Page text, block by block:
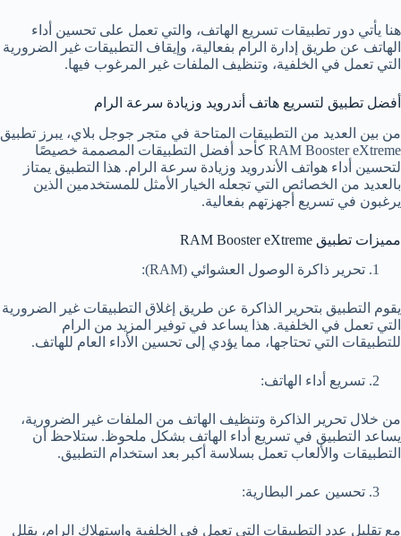
هنا يأتي دور تطبيقات تسريع الهاتف، والتي تعمل على تحسين أداء
الهاتف عن طريق إدارة الرام بفعالية، وإيقاف التطبيقات غير الضرورية
التي تعمل في الخلفية، وتنظيف الملفات غير المرغوب فيها.
أفضل تطبيق لتسريع هاتف أندرويد وزيادة سرعة الرام
من بين العديد من التطبيقات المتاحة في متجر جوجل بلاي، يبرز تطبيق
RAM Booster eXtreme كأحد أفضل التطبيقات المصممة خصيصًا
لتحسين أداء هواتف الأندرويد وزيادة سرعة الرام. هذا التطبيق يمتاز
بالعديد من الخصائص التي تجعله الخيار الأمثل للمستخدمين الذين
يرغبون في تسريع أجهزتهم بفعالية.
مميزات تطبيق RAM Booster eXtreme
تحرير ذاكرة الوصول العشوائي (RAM):
يقوم التطبيق بتحرير الذاكرة عن طريق إغلاق التطبيقات غير الضرورية
التي تعمل في الخلفية. هذا يساعد في توفير المزيد من الرام
للتطبيقات التي تحتاجها، مما يؤدي إلى تحسين الأداء العام للهاتف.
تسريع أداء الهاتف:
من خلال تحرير الذاكرة وتنظيف الهاتف من الملفات غير الضرورية،
يساعد التطبيق في تسريع أداء الهاتف بشكل ملحوظ. ستلاحظ أن
التطبيقات والألعاب تعمل بسلاسة أكبر بعد استخدام التطبيق.
تحسين عمر البطارية:
مع تقليل عدد التطبيقات التي تعمل في الخلفية واستهلاك الرام، يقلل